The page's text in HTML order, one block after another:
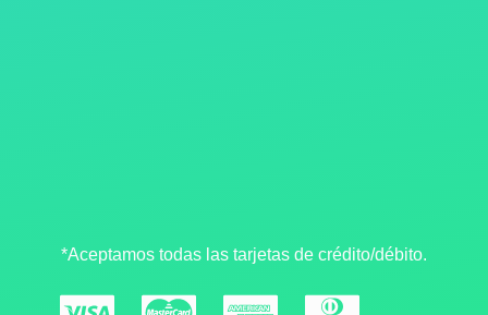
*Aceptamos todas las tarjetas de crédito/débito.